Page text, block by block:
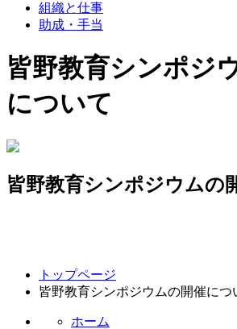
組織と仕事
助成・手当
皆野教育シンポジ
について
皆野教育シンポジウムの
トップページ
皆野教育シンポジウムの開催につ
ホーム